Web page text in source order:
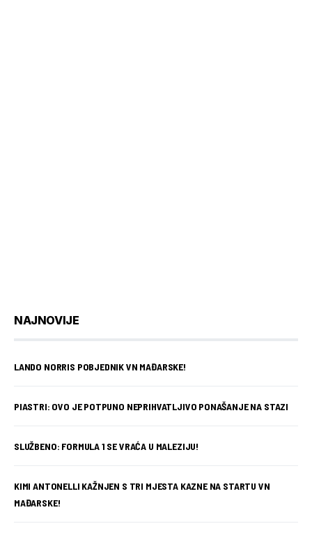
NAJNOVIJE
LANDO NORRIS POBJEDNIK VN MAĐARSKE!
PIASTRI: OVO JE POTPUNO NEPRIHVATLJIVO PONAŠANJE NA STAZI
SLUŽBENO: FORMULA 1 SE VRAĆA U MALEZIJU!
KIMI ANTONELLI KAŽNJEN S TRI MJESTA KAZNE NA STARTU VN
MAĐARSKE!